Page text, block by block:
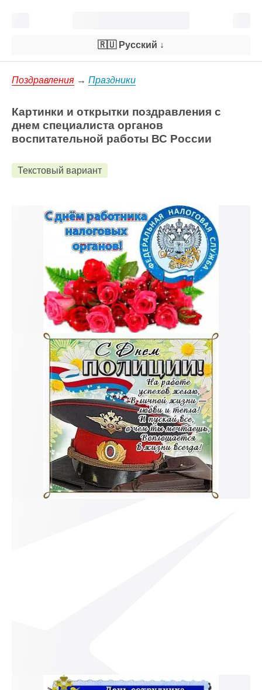
🇷🇺 Русский ↓
Поздравления → Праздники
Картинки и открытки поздравления с
днем специалиста органов
воспитательной работы ВС России
Текстовый вариант
и пришлем поздравление!